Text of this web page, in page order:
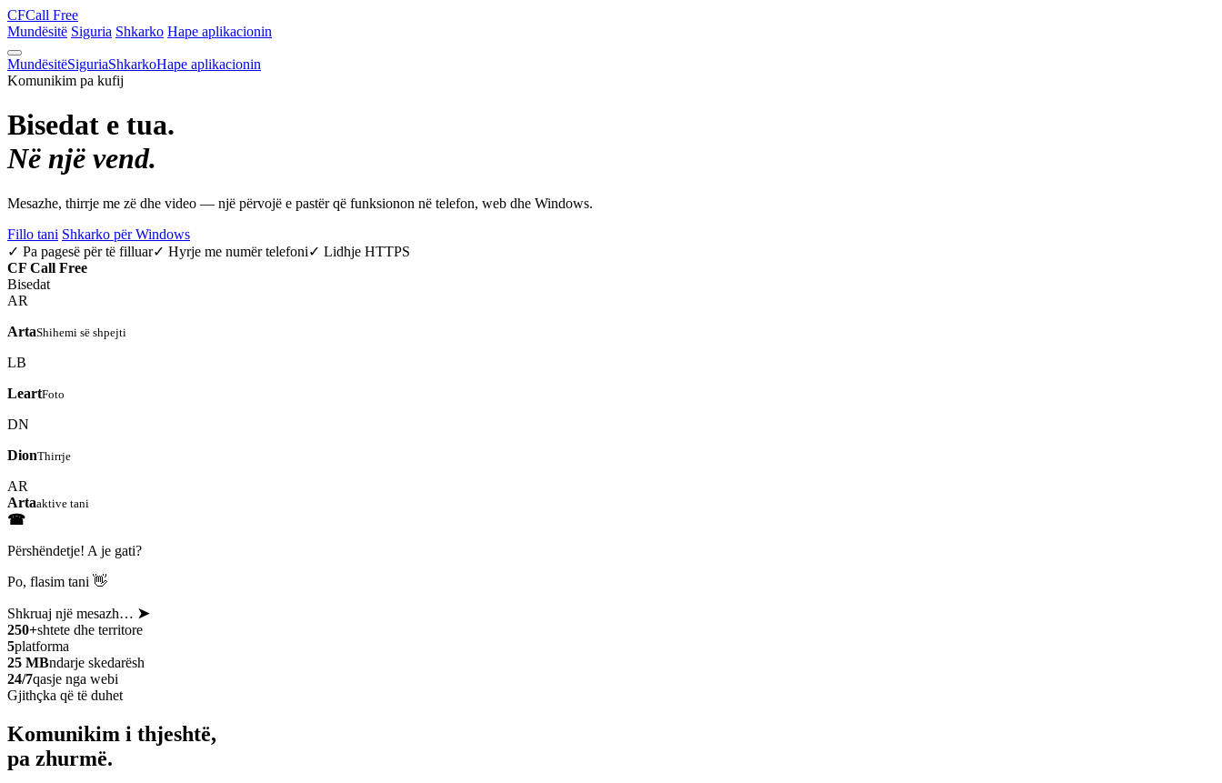
CFCall Free
Mundësitë Siguria Shkarko Hape aplikacionin
MundësitëSiguriaShkarkoHape aplikacionin
Komunikim pa kufij
Bisedat e tua.
Në një vend.
Mesazhe, thirrje me zë dhe video — një përvojë e pastër që funksionon në telefon, web dhe Windows.
Fillo tani Shkarko për Windows
✓ Pa pagesë për të filluar✓ Hyrje me numër telefoni✓ Lidhje HTTPS
CF Call Free
Bisedat
AR
ArtaShihemi së shpejti
LB
LeartFoto
DN
DionThirrje
AR
Artaaktive tani
☎
Përshëndetje! A je gati?
Po, flasim tani 👋
Shkruaj një mesazh… ➤
250+shtete dhe territore
5platforma
25 MBndarje skedarësh
24/7qasje nga webi
Gjithçka që të duhet
Komunikim i thjeshtë,
pa zhurmë.